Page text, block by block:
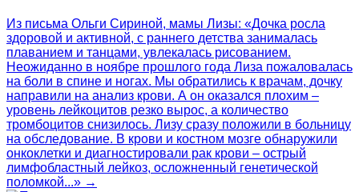
Из письма Ольги Сириной, мамы Лизы: «Дочка росла
здоровой и активной, с раннего детства занималась
плаванием и танцами, увлекалась рисованием.
Неожиданно в ноябре прошлого года Лиза пожаловалась
на боли в спине и ногах. Мы обратились к врачам, дочку
направили на анализ крови. А он оказался плохим –
уровень лейкоцитов резко вырос, а количество
тромбоцитов снизилось. Лизу сразу положили в больницу
на обследование. В крови и костном мозге обнаружили
онкоклетки и диагностировали рак крови – острый
лимфобластный лейкоз, осложненный генетической
поломкой...» →